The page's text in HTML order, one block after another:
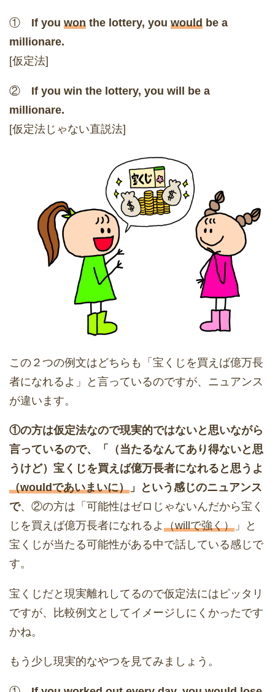
① If you won the lottery, you would be a
millionare.
[仮定法]
② If you win the lottery, you will be a
millionare.
[仮定法じゃない直説法]
この２つの例文はどちらも「宝くじを買えば億万長
者になれるよ」と言っているのですが、ニュアンス
が違います。
①の方は仮定法なので現実的ではないと思いながら
言っているので、「（当たるなんてあり得ないと思
うけど）宝くじを買えば億万長者になれると思うよ
（wouldであいまいに） 」という感じのニュアンス
で、②の方は「可能性はゼロじゃないんだから宝く
じを買えば億万長者になれるよ （willで強く） 」と
宝くじが当たる可能性がある中で話している感じで
す。
宝くじだと現実離れしてるので仮定法にはピッタリ
ですが、比較例文としてイメージしにくかったです
かね。
もう少し現実的なやつを見てみましょう。